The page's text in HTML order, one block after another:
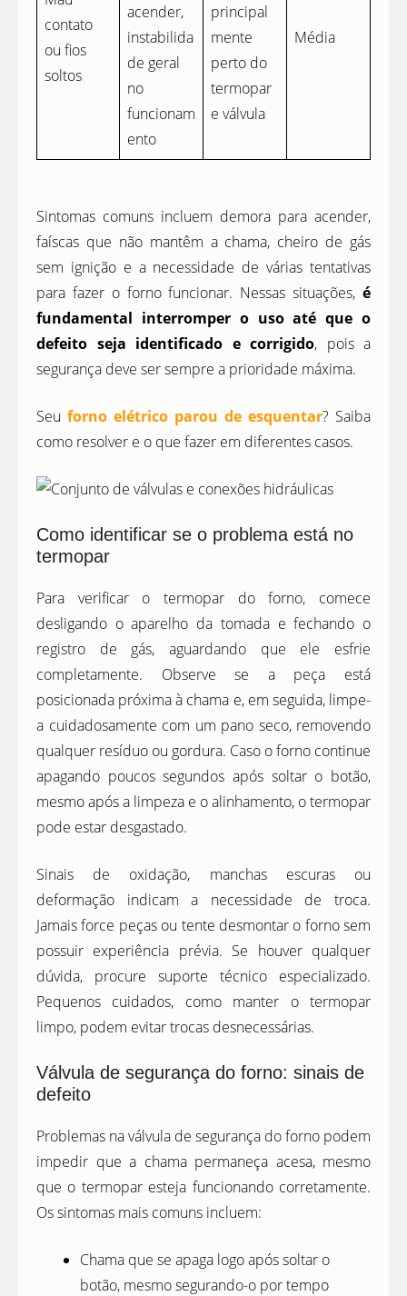
contato
ou fios
soltos
acender,
instabilida
de geral
no
funcionam
ento
principal
mente
perto do
termopar
e válvula
Média
Sintomas comuns incluem demora para acender,
faíscas que não mantêm a chama, cheiro de gás
sem ignição e a necessidade de várias tentativas
para fazer o forno funcionar. Nessas situações, é
fundamental interromper o uso até que o
defeito seja identificado e corrigido, pois a
segurança deve ser sempre a prioridade máxima.
Seu forno elétrico parou de esquentar? Saiba
como resolver e o que fazer em diferentes casos.
Como identificar se o problema está no
termopar
Para verificar o termopar do forno, comece
desligando o aparelho da tomada e fechando o
registro de gás, aguardando que ele esfrie
completamente. Observe se a peça está
posicionada próxima à chama e, em seguida, limpe-
a cuidadosamente com um pano seco, removendo
qualquer resíduo ou gordura. Caso o forno continue
apagando poucos segundos após soltar o botão,
mesmo após a limpeza e o alinhamento, o termopar
pode estar desgastado.
Sinais de oxidação, manchas escuras ou
deformação indicam a necessidade de troca.
Jamais force peças ou tente desmontar o forno sem
possuir experiência prévia. Se houver qualquer
dúvida, procure suporte técnico especializado.
Pequenos cuidados, como manter o termopar
limpo, podem evitar trocas desnecessárias.
Válvula de segurança do forno: sinais de
defeito
Problemas na válvula de segurança do forno podem
impedir que a chama permaneça acesa, mesmo
que o termopar esteja funcionando corretamente.
Os sintomas mais comuns incluem:
Chama que se apaga logo após soltar o
botão, mesmo segurando-o por tempo